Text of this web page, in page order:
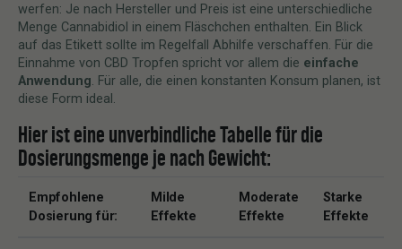
werfen: Je nach Hersteller und Preis ist eine unterschiedliche
Menge Cannabidiol in einem Fläschchen enthalten. Ein Blick
auf das Etikett sollte im Regelfall Abhilfe verschaffen. Für die
Einnahme von CBD Tropfen spricht vor allem die einfache
Anwendung. Für alle, die einen konstanten Konsum planen, ist
diese Form ideal.
Hier ist eine unverbindliche Tabelle für die
Dosierungsmenge je nach Gewicht:
Empfohlene
Dosierung für:
Milde
Effekte
Moderate
Effekte
Starke
Effekte